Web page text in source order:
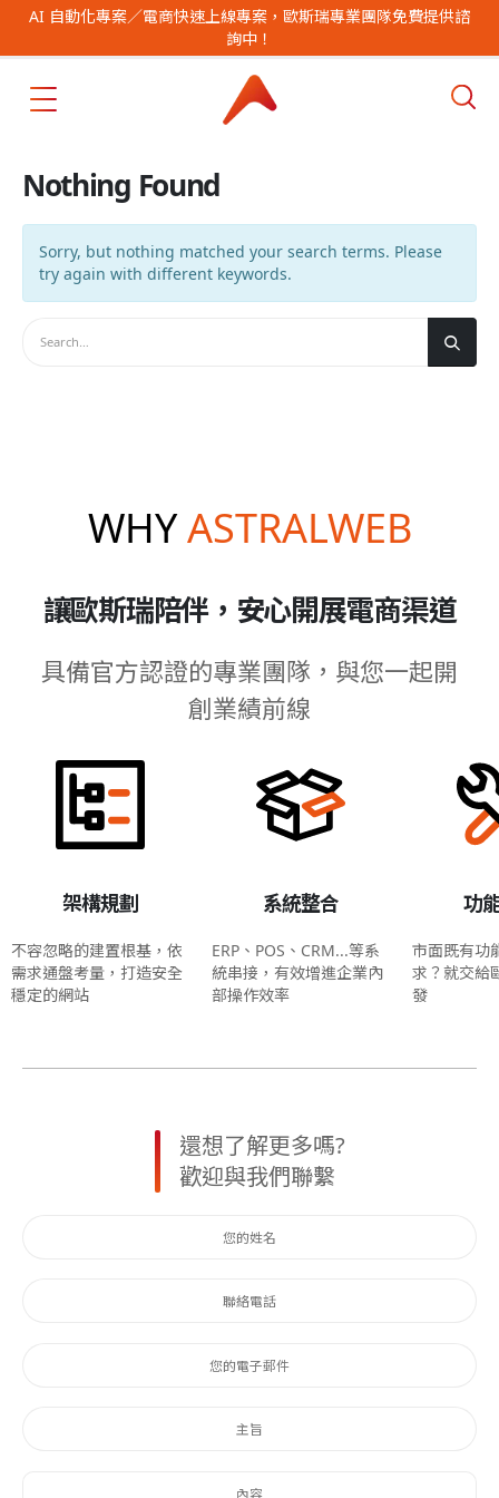
AI 自動化專案／電商快速上線專案，歐斯瑞專業團隊免費提供諮
詢中！
Nothing Found
Sorry, but nothing matched your search terms. Please
try again with different keywords.
WHYASTRALWEB
讓歐斯瑞陪伴，安心開展電商渠道
具備官方認證的專業團隊，與您一起開
創業績前線
架構規劃
不容忽略的建置根基，依
需求通盤考量，打造安全
穩定的網站
系統整合
ERP、POS、CRM...等系
統串接，有效增進企業內
部操作效率
功
市面既有功
求？就交給
發
還想了解更多嗎?
歡迎與我們聯繫